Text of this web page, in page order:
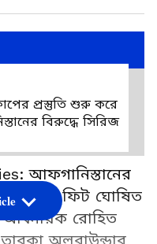
প্রস্তুতি শুরু করে
বিরুদ্ধে সিরিজ
আফগানিস্তানের
জন্য ফিট ঘোষিত
অধিনায়ক রোহিত